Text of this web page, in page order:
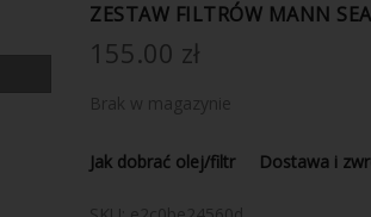
ZESTAW FILTRÓW MANN
155.00 zł
Brak w magazynie
Jak dobrać olej/filtr Dostawa i